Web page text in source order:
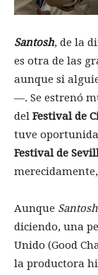
Santosh, de la
es otra de las
aunque si
—. Se estrenó
del Festival de
tuve
Festival de
Aunque Santosh
diciendo, una
Unido (Good
la productora